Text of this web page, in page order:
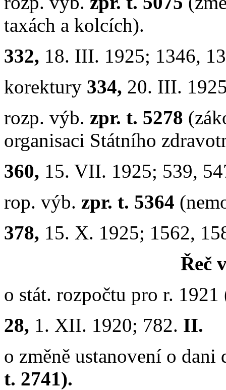
taxách a kolcích).
332, 18. III. 1925; 1346,
korektury 334, 20. III.
rozp. výb. zpr. t. 5278
organisaci Státního
360, 15. VII. 1925; 539,
rop. výb. zpr. t. 5364
378, 15. X. 1925; 1562,
Řeč
o stát. rozpočtu pro r. 1921
28, 1. XII. 1920; 782. II.
o změně ustanovení o
t. 2741).